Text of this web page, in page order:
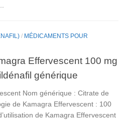
/ MÉDICAMENTS POUR
Effervescent 100 mg
générique
Nom générique : Citrate de
de Kamagra Effervescent : 100
de Kamagra Effervescent